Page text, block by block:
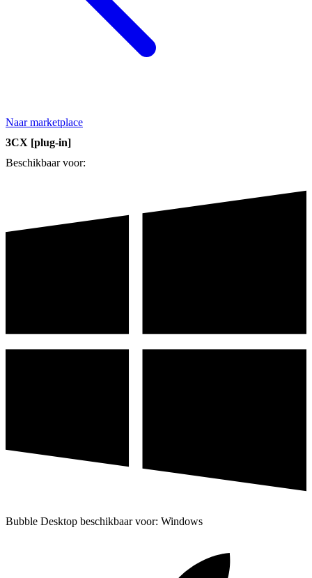
Naar marketplace
3CX [plug-in]
Beschikbaar voor:
Bubble Desktop beschikbaar voor: Windows